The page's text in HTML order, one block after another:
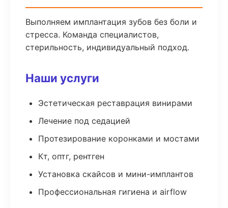
Выполняем имплантация зубов без боли и
стресса. Команда специалистов,
стерильность, индивидуальный подход.
Наши услуги
Эстетическая реставрация винирами
Лечение под седацией
Протезирование коронками и мостами
Кт, оптг, рентген
Установка скайсов и мини-имплантов
Профессиональная гигиена и airflow